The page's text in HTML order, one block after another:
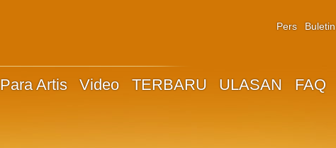
Para Artis Video TERBARU ULASAN FAQ
Pers Buletin